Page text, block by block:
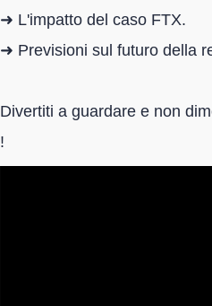
➜ L'impatto del caso FTX.
➜ Previsioni sul futuro della
Divertiti a guardare e non
!